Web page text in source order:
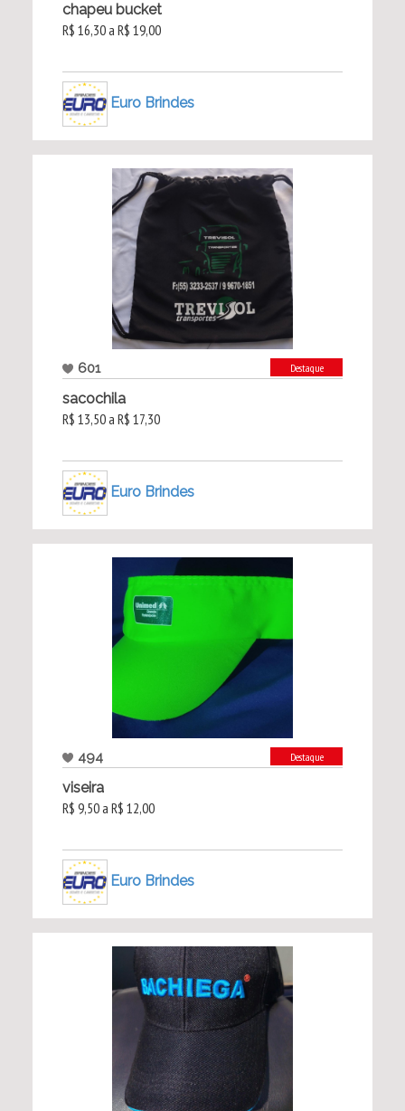
chapeu bucket
R$ 16,30 a R$ 19,00
Euro Brindes
601 Destaque
sacochila
R$ 13,50 a R$ 17,30
Euro Brindes
494 Destaque
viseira
R$ 9,50 a R$ 12,00
Euro Brindes